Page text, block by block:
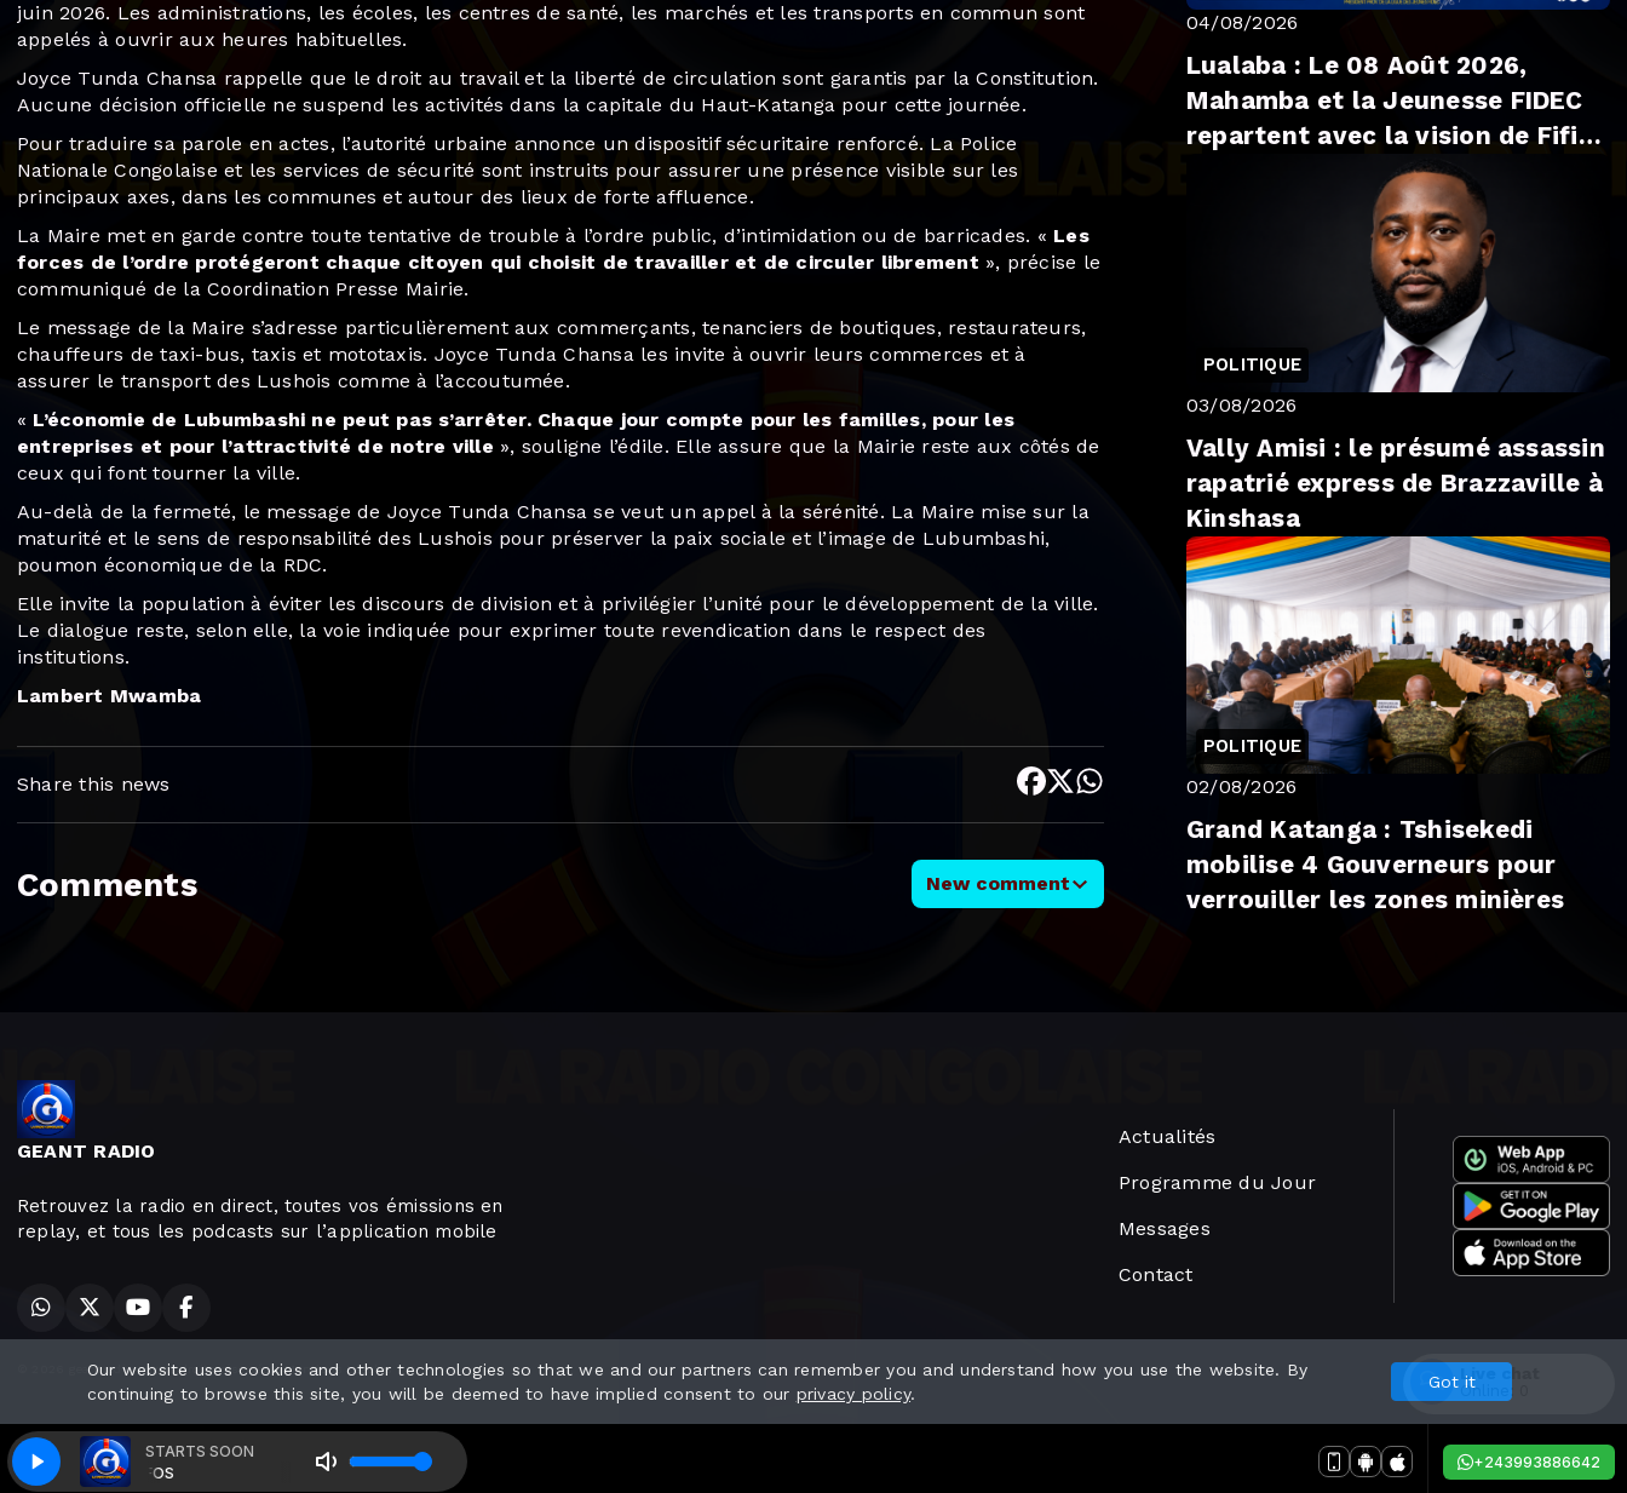
STARTS SOON
DW INFOS DW INFOS
+243993886642
juin 2026. Les administrations, les écoles, les centres de santé, les marchés et les transports en commun sont
appelés à ouvrir aux heures habituelles.
Joyce Tunda Chansa rappelle que le droit au travail et la liberté de circulation sont garantis par la Constitution.
Aucune décision officielle ne suspend les activités dans la capitale du Haut-Katanga pour cette journée.
Pour traduire sa parole en actes, l’autorité urbaine annonce un dispositif sécuritaire renforcé. La Police
Nationale Congolaise et les services de sécurité sont instruits pour assurer une présence visible sur les
principaux axes, dans les communes et autour des lieux de forte affluence.
La Maire met en garde contre toute tentative de trouble à l’ordre public, d’intimidation ou de barricades. « Les
forces de l’ordre protégeront chaque citoyen qui choisit de travailler et de circuler librement », précise le
communiqué de la Coordination Presse Mairie.
Le message de la Maire s’adresse particulièrement aux commerçants, tenanciers de boutiques, restaurateurs,
chauffeurs de taxi-bus, taxis et mototaxis. Joyce Tunda Chansa les invite à ouvrir leurs commerces et à
assurer le transport des Lushois comme à l’accoutumée.
« L’économie de Lubumbashi ne peut pas s’arrêter. Chaque jour compte pour les familles, pour les
entreprises et pour l’attractivité de notre ville », souligne l’édile. Elle assure que la Mairie reste aux côtés de
ceux qui font tourner la ville.
Au-delà de la fermeté, le message de Joyce Tunda Chansa se veut un appel à la sérénité. La Maire mise sur la
maturité et le sens de responsabilité des Lushois pour préserver la paix sociale et l’image de Lubumbashi,
poumon économique de la RDC.
Elle invite la population à éviter les discours de division et à privilégier l’unité pour le développement de la ville.
Le dialogue reste, selon elle, la voie indiquée pour exprimer toute revendication dans le respect des
institutions.
Lambert Mwamba
Share this news
Comments New comment
04/08/2026
Lualaba : Le 08 Août 2026,
Mahamba et la Jeunesse FIDEC
repartent avec la vision de Fifi
POLITIQUE
03/08/2026
Vally Amisi : le présumé assassin
rapatrié express de Brazzaville à
Kinshasa
POLITIQUE
02/08/2026
Grand Katanga : Tshisekedi
mobilise 4 Gouverneurs pour
verrouiller les zones minières
GEANT RADIO
Retrouvez la radio en direct, toutes vos émissions en
replay, et tous les podcasts sur l’application mobile
Actualités
Programme du Jour
Messages
Contact
© 2026 geantradio - Tous droits réservés - Mentions Légales Powered by
Our website uses cookies and other technologies so that we and our partners can remember you and understand how you use the website. By
continuing to browse this site, you will be deemed to have implied consent to our privacy policy.
Got itLive chat
Online:
Enter